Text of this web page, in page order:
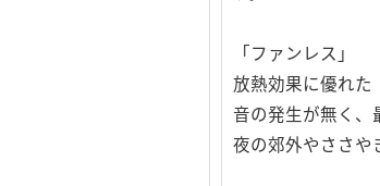
「ファンレス」
放熱効果に優れた
音の発生が無く、
夜の郊外やささや